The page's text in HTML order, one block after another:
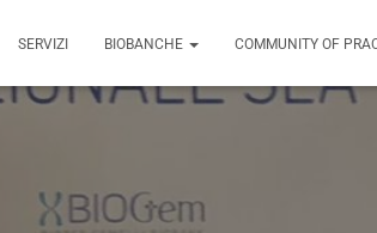
SERVIZI BIOBANCHE COMMUNITY OF